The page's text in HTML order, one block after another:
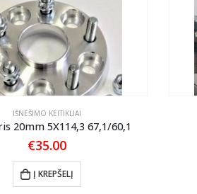
IŠNEŠIMO KEITIKLIAI
20mm 5X114,3 67,1/60,1
€35.00
Į KREPŠELĮ